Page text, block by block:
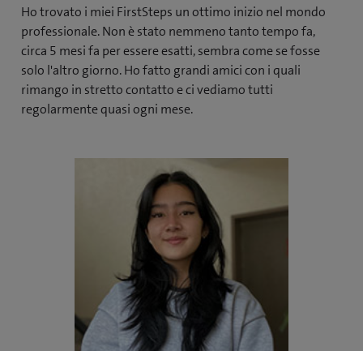
Ho trovato i miei FirstSteps un ottimo inizio nel mondo
professionale. Non è stato nemmeno tanto tempo fa,
circa 5 mesi fa per essere esatti, sembra come se fosse
solo l'altro giorno. Ho fatto grandi amici con i quali
rimango in stretto contatto e ci vediamo tutti
regolarmente quasi ogni mese.